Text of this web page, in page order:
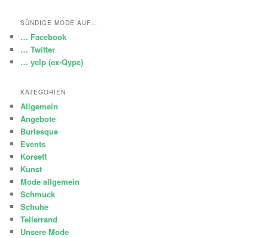
SÜNDIGE MODE AUF…
… Facebook
… Twitter
… yelp (ex-Qype)
KATEGORIEN
Allgemein
Angebote
Burlesque
Events
Korsett
Kunst
Mode allgemein
Schmuck
Schuhe
Tellerrand
Unsere Mode